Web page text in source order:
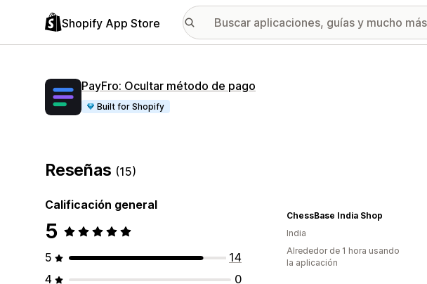
Shopify App Store
PayFro: Ocultar método de pago
Built for Shopify
Reseñas (15)
Calificación general
5
5
14
4
0
ChessBase India Shop
India
Alrededor de 1 hora usando
la aplicación